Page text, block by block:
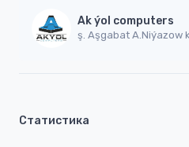
Ak ýol computers
ş. Aşgabat A.Niýazow
Статистика